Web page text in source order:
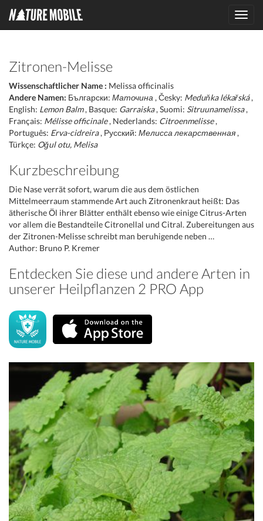
Zitronen-Melisse
Wissenschaftlicher Name : Melissa officinalis
Andere Namen: Български: Маточина , Česky: Meduňka lékařská,
English: Lemon Balm, Basque: Garraiska, Suomi: Sitruunamelissa,
Français: Mélisse officinale, Nederlands: Citroenmelisse,
Português: Erva-cidreira, Русский: Мелисса лекарственная ,
Türkçe: Oğul otu, Melisa
Kurzbeschreibung
Die Nase verrät sofort, warum die aus dem östlichen
Mittelmeerraum stammende Art auch Zitronenkraut heißt: Das
ätherische Öl ihrer Blätter enthält ebenso wie einige Citrus-Arten
vor allem die Bestandteile Citronellal und Citral. Zubereitungen aus
der Zitronen-Melisse schreibt man beruhigende neben …
Author: Bruno P. Kremer
Entdecken Sie diese und andere Arten in
unserer Heilpflanzen 2 PRO App